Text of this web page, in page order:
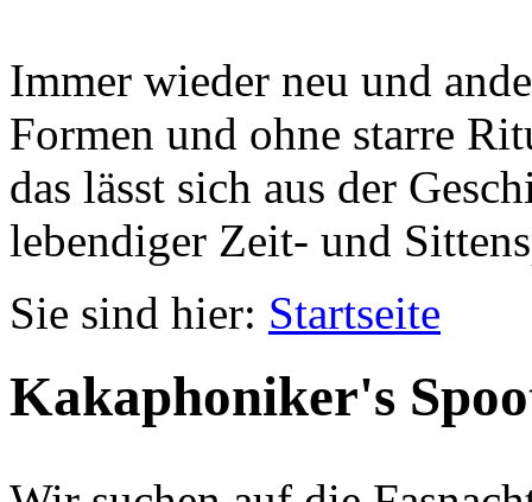
Immer wieder neu und
Formen und ohne starre
das lässt sich aus der
lebendiger Zeit- und
Sie sind hier: Startseite
Kakaphoniker's